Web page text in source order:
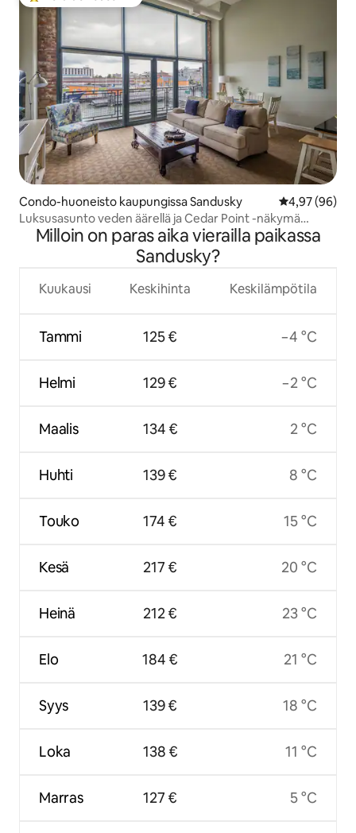
Vieraiden suosikkien parhaimmistoa
Condo-huoneisto kaupungissa Sandusky
4,97 (96)
Luksusasunto veden äärellä ja Cedar Point -näkymä
neljälle!
Milloin on paras aika vierailla paikassa
Sandusky?
Kuukausi
Tammi
Helmi
Maalis
Huhti
Touko
Kesä
Heinä
Elo
Syys
Loka
Marras
Keskihinta
125 €
129 €
134 €
139 €
174 €
217 €
212 €
184 €
139 €
138 €
127 €
Keskilämpötila
−4 °C
−2 °C
2 °C
8 °C
15 °C
20 °C
23 °C
21 °C
18 °C
11 °C
5 °C